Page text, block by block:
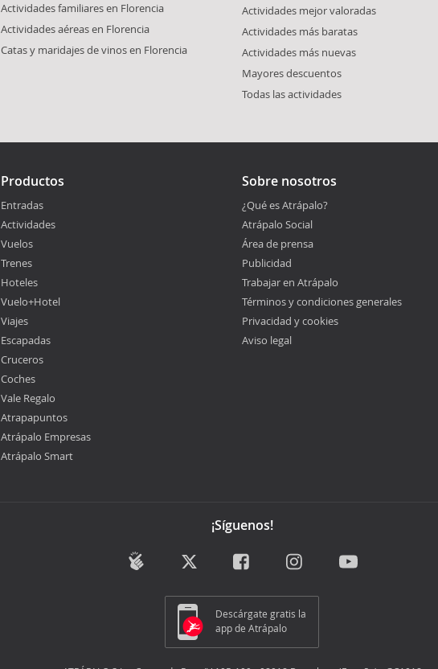
Actividades familiares en Florencia
Actividades aéreas en Florencia
Catas y maridajes de vinos en Florencia
Actividades mejor valoradas
Actividades más baratas
Actividades más nuevas
Mayores descuentos
Todas las actividades
Productos
Entradas
Actividades
Vuelos
Trenes
Hoteles
Vuelo+Hotel
Viajes
Escapadas
Cruceros
Coches
Vale Regalo
Atrapapuntos
Atrápalo Empresas
Atrápalo Smart
Sobre nosotros
¿Qué es Atrápalo?
Atrápalo Social
Área de prensa
Publicidad
Trabajar en Atrápalo
Términos y condiciones generales
Privacidad y cookies
Aviso legal
¡Síguenos!
Descárgate gratis la
app de Atrápalo